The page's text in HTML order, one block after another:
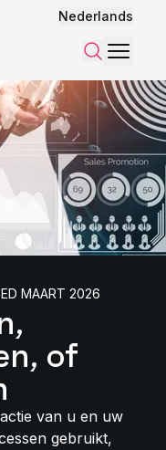
Nederlands
ZoekenMenu
MAART 2026
of
van u en uw
gebruikt,